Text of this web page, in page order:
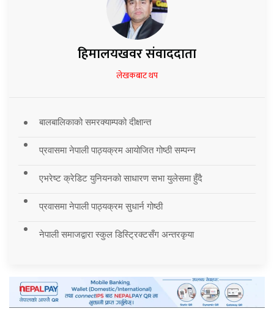
हिमालयखवर संवाददाता
लेखकबाट थप
बालबालिकाको समरक्याम्पको दीक्षान्त
प्रवासमा नेपाली पाठ्यक्रम आयोजित गोष्ठी सम्पन्न
एभरेष्ट क्रेडिट युनियनको साधारण सभा युलेसमा हुँदै
प्रवासमा नेपाली पाठ्यक्रम सुधार्न गोष्ठी
नेपाली समाजद्वारा स्कुल डिस्ट्रिक्टसँग अन्तरकृया